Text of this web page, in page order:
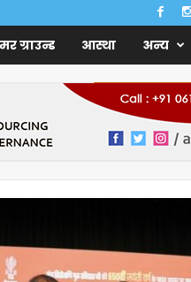
ग्राउन्ड आस्था अन्य